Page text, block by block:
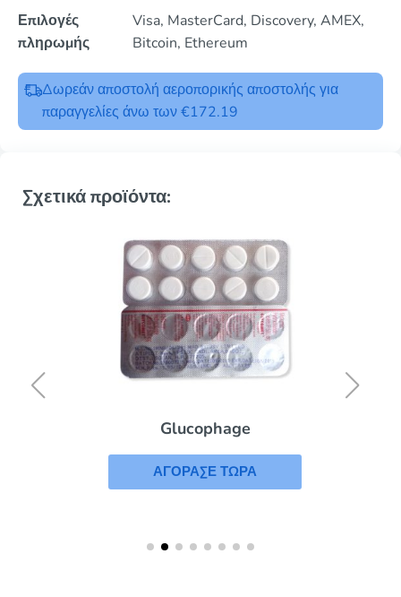
Επιλογές
πληρωμής
Visa, MasterCard, Discovery, AMEX,
Bitcoin, Ethereum
Δωρεάν αποστολή αεροπορικής αποστολής για
παραγγελίες άνω των €172.19
Σχετικά προϊόντα:
Glucophage
ΑΓΟΡΑΣΕ ΤΩΡΑ